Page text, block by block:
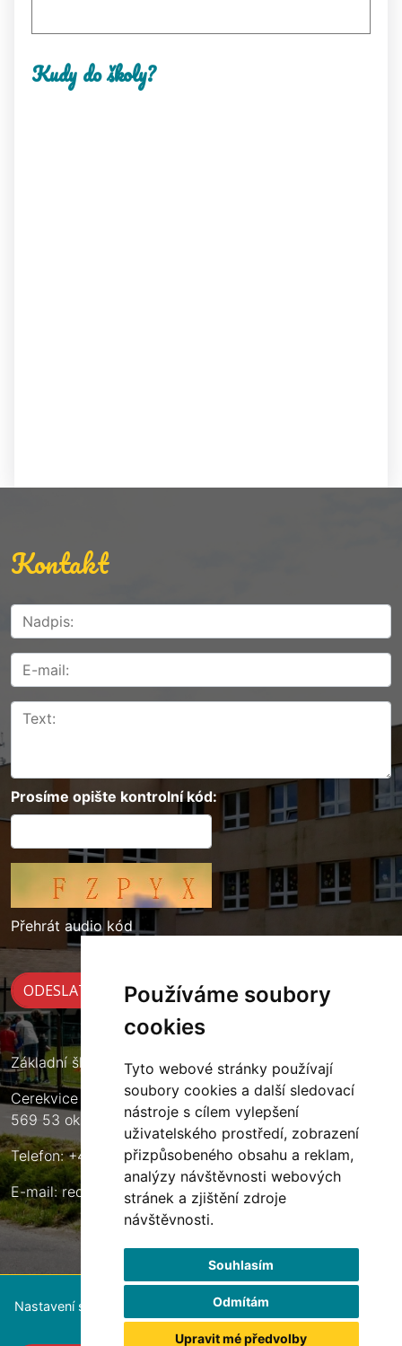
Používáme soubory
cookies
Tyto webové stránky používají
soubory cookies a další sledovací
nástroje s cílem vylepšení
uživatelského prostředí, zobrazení
přizpůsobeného obsahu a reklam,
analýzy návštěvnosti webových
stránek a zjištění zdroje
návštěvnosti.
Souhlasím
Odmítám
Upravit mé předvolby
Kudy do školy?
Kontakt
Prosíme opište kontrolní kód:
Přehrát audio kód
Základní škola Cerekvice nad Loučnou
Cerekvice nad Loučnou 135
569 53 okres Svitavy
Telefon: +420 461 633 140
E-mail:reditel@zscerekvice.cz
Nastavení souborů cookie